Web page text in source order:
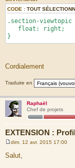
CODE : TOUT
.section-
float: right;
}
Cordialement
Traduire en
Raphaël
Chef de projets
EXTENSION :
e
s
dim. 12 avr. 2015 17:00
Salut,